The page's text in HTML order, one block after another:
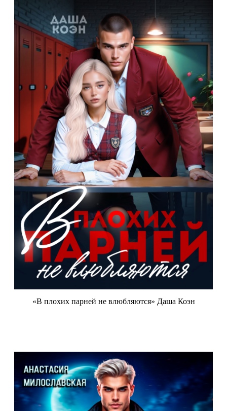
«В плохих парней не влюбляются» Даша Коэн